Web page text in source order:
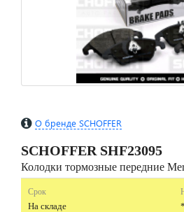
О бренде SCHOFFER
SCHOFFER SHF23095
Колодки тормозные передние
Срок
На складе *